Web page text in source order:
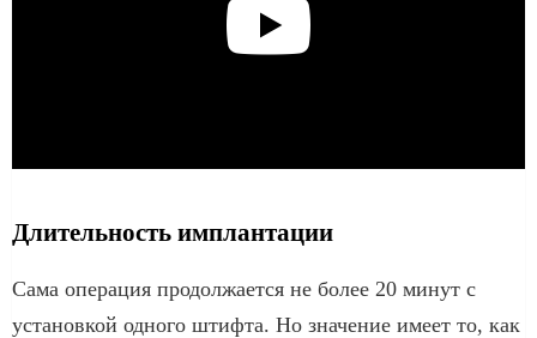
Длительность имплантации
Сама операция продолжается не более 20 минут с
установкой одного штифта. Но значение имеет то, как